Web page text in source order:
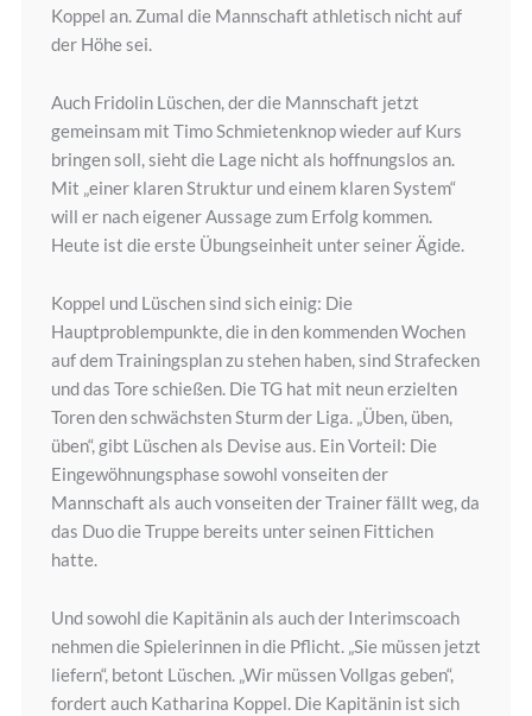
Koppel an. Zumal die Mannschaft athletisch nicht auf
der Höhe sei.
Auch Fridolin Lüschen, der die Mannschaft jetzt
gemeinsam mit Timo Schmietenknop wieder auf Kurs
bringen soll, sieht die Lage nicht als hoffnungslos an.
Mit „einer klaren Struktur und einem klaren System“
will er nach eigener Aussage zum Erfolg kommen.
Heute ist die erste Übungseinheit unter seiner Ägide.
Koppel und Lüschen sind sich einig: Die
Hauptproblempunkte, die in den kommenden Wochen
auf dem Trainingsplan zu stehen haben, sind Strafecken
und das Tore schießen. Die TG hat mit neun erzielten
Toren den schwächsten Sturm der Liga. „Üben, üben,
üben“, gibt Lüschen als Devise aus. Ein Vorteil: Die
Eingewöhnungsphase sowohl vonseiten der
Mannschaft als auch vonseiten der Trainer fällt weg, da
das Duo die Truppe bereits unter seinen Fittichen
hatte.
Und sowohl die Kapitänin als auch der Interimscoach
nehmen die Spielerinnen in die Pflicht. „Sie müssen jetzt
liefern“, betont Lüschen. „Wir müssen Vollgas geben“,
fordert auch Katharina Koppel. Die Kapitänin ist sich